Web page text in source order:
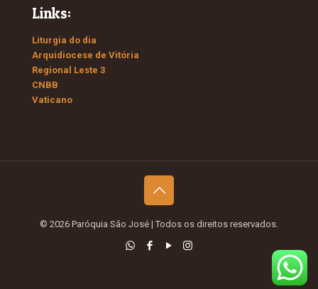
Links:
Liturgia do dia
Arquidiocese de Vitória
Regional Leste 3
CNBB
Vaticano
© 2026 Paróquia São José | Todos os direitos reservados.